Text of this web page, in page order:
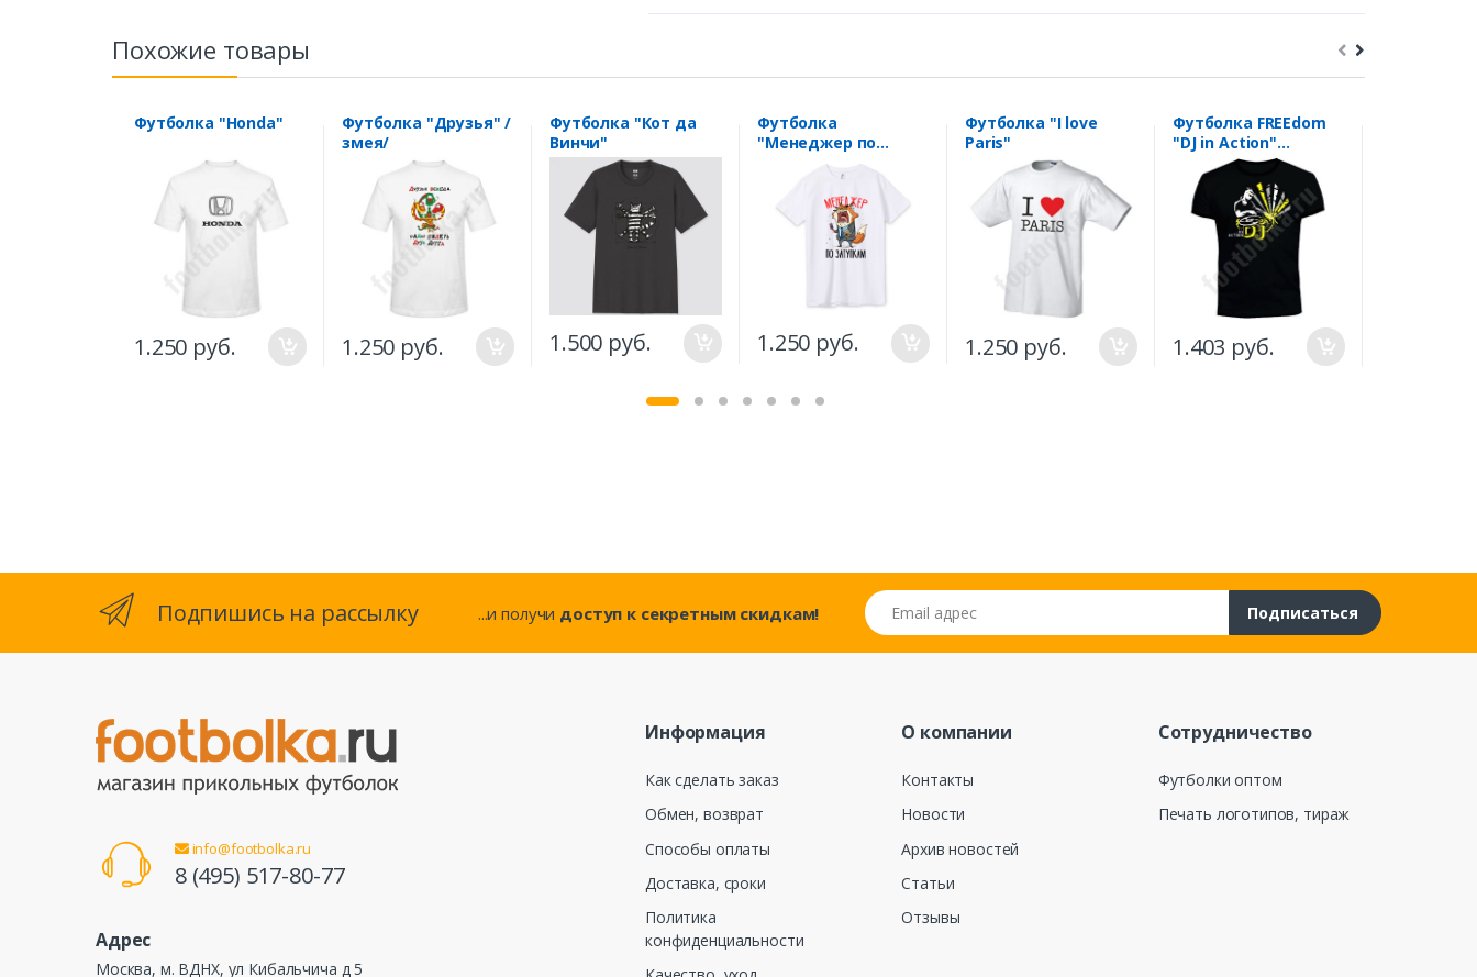
Похожие товары
Футболка "Honda"
1.250 руб.
Футболка "Друзья" /
змея/
1.250 руб.
Футболка "Кот да
Винчи"
1.500 руб.
Футболка
"Менеджер по
затупкам"
1.250 руб.
Футболка "I love
Paris"
1.250 руб.
Футболка FREEdom
"DJ in Action"
светится в УФ
1.403 руб.
Подпишись на рассылку ...и получи доступ к секретным скидкам!
Email адрес
Подписаться
info@footbolka.ru
8 (495) 517-80-77
Адрес
Москва, м. ВДНХ, ул Кибальчича д 5
Информация
Как сделать заказ
Обмен, возврат
Способы оплаты
Доставка, сроки
Политика
конфиденциальности
О компании
Контакты
Новости
Архив новостей
Статьи
Отзывы
Сотрудничество
Футболки оптом
Печать логотипов, тираж